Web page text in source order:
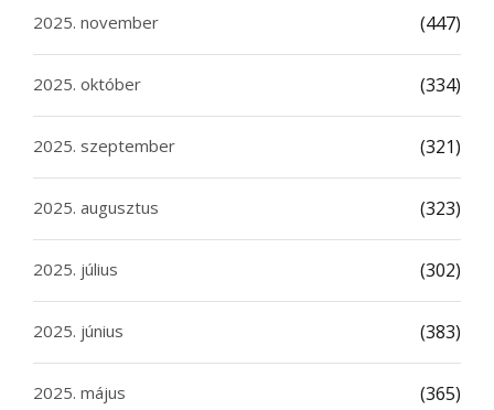
2025. november (447)
2025. október (334)
2025. szeptember (321)
2025. augusztus (323)
2025. július (302)
2025. június (383)
2025. május (365)